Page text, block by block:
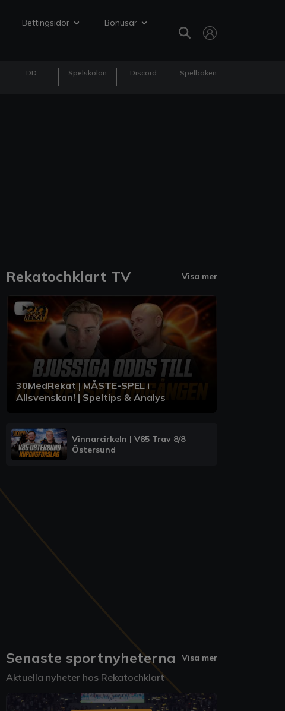
Bettingsidor
Bonusar
DD Spelskolan Discord Spelboken
Rekatochklart TV Visa mer
30MedRekat | MÅSTE-SPEL i
Allsvenskan! | Speltips & Analys
Vinnarcirkeln | V85 Trav 8/8
Östersund
Senaste sportnyheterna Visa mer
Aktuella nyheter hos Rekatochklart